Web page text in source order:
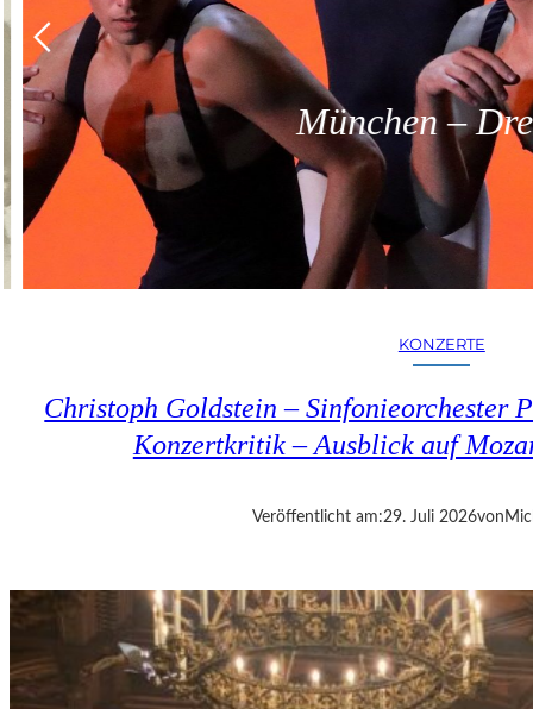
München –
KONZERTE
Christoph Goldstein – Sinfonieorchester
Konzertkritik – Ausblick auf
Veröffentlicht am:29. Juli 2026von